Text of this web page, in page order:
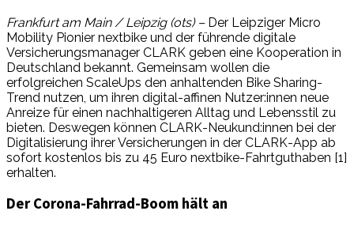
Frankfurt am Main / Leipzig (ots) – Der Leipziger Micro
Mobility Pionier nextbike und der führende digitale
Versicherungsmanager CLARK geben eine Kooperation in
Deutschland bekannt. Gemeinsam wollen die
erfolgreichen ScaleUps den anhaltenden Bike Sharing-
Trend nutzen, um ihren digital-affinen Nutzer:innen neue
Anreize für einen nachhaltigeren Alltag und Lebensstil zu
bieten. Deswegen können CLARK-Neukund:innen bei der
Digitalisierung ihrer Versicherungen in der CLARK-App ab
sofort kostenlos bis zu 45 Euro nextbike-Fahrtguthaben [1]
erhalten.
Der Corona-Fahrrad-Boom hält an